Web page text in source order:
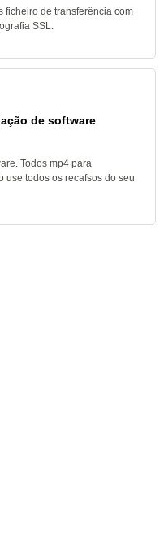
ficheiro de transferência com
SSL.
de software
Todos mp4 para
use todos os recafsos do seu